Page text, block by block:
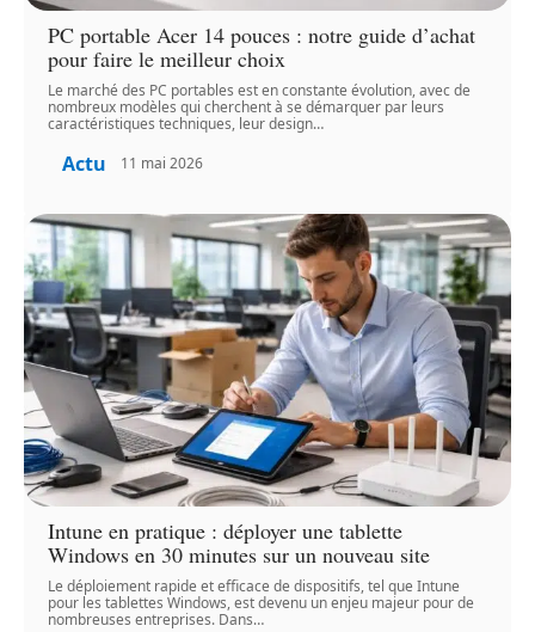
PC portable Acer 14 pouces : notre guide d’achat
pour faire le meilleur choix
Le marché des PC portables est en constante évolution, avec de
nombreux modèles qui cherchent à se démarquer par leurs
caractéristiques techniques, leur design…
Actu 11 mai 2026
Intune en pratique : déployer une tablette
Windows en 30 minutes sur un nouveau site
Le déploiement rapide et efficace de dispositifs, tel que Intune
pour les tablettes Windows, est devenu un enjeu majeur pour de
nombreuses entreprises. Dans…